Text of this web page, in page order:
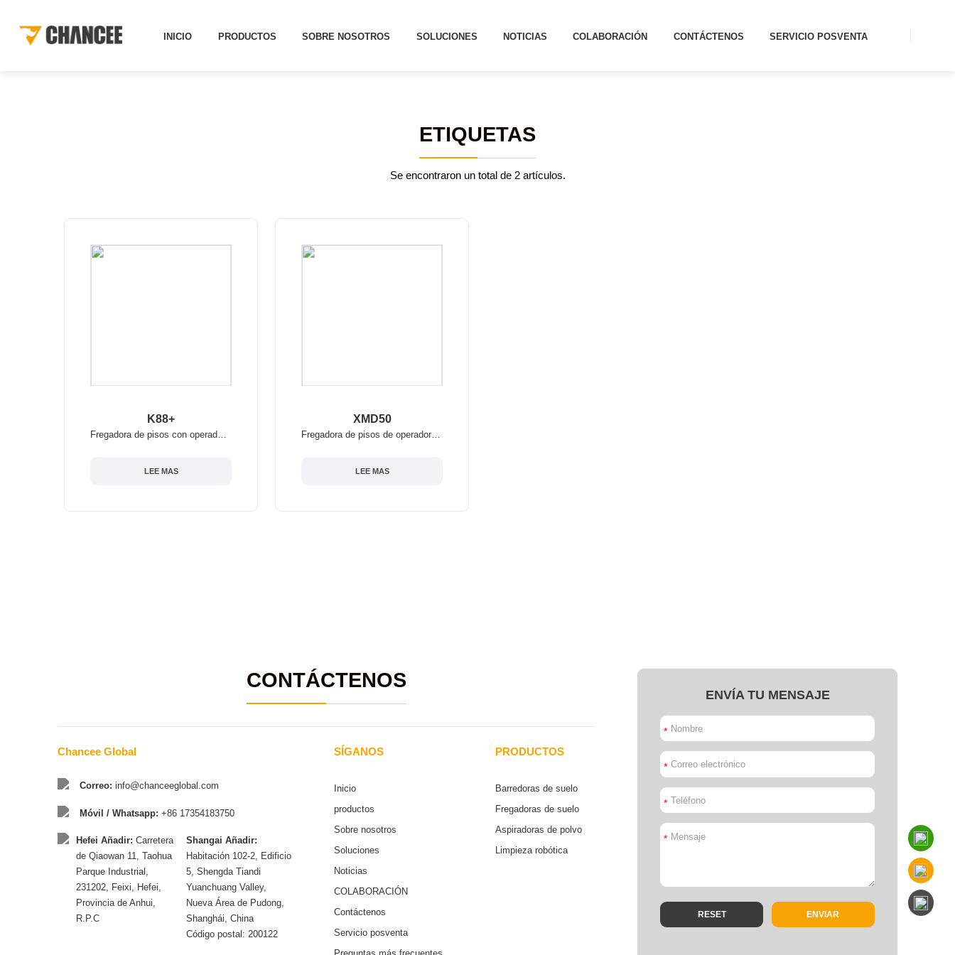
INICIO PRODUCTOS SOBRE NOSOTROS SOLUCIONES NOTICIAS COLABORACIÓN CONTÁCTENOS SERVICIO POSVENTA
ETIQUETAS
Se encontraron un total de 2 artículos.
K88+
LEE MAS
XMD50
LEE MAS
CONTÁCTENOS
Chancee Global
Correo: info@chanceeglobal.com
Móvil / Whatsapp: +86 17354183750
Hefei Añadir: Carretera
de Qiaowan 11, Taohua
Parque Industrial,
231202, Feixi, Hefei,
Provincia de Anhui,
R.P.C
Shangai Añadir:
Habitación 102-2, Edificio
5, Shengda Tiandi
Yuanchuang Valley,
Nueva Área de Pudong,
Shanghái, China
Código postal: 200122
SÍGANOS
Inicio
productos
Sobre nosotros
Soluciones
Noticias
COLABORACIÓN
Contáctenos
Servicio posventa
PRODUCTOS
Barredoras de suelo
Fregadoras de suelo
Aspiradoras de polvo
Limpieza robótica
ENVÍA TU MENSAJE
*
*
*
*
ENVIAR